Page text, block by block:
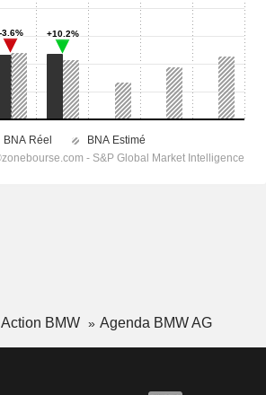
Action BMW Agenda BMW AG